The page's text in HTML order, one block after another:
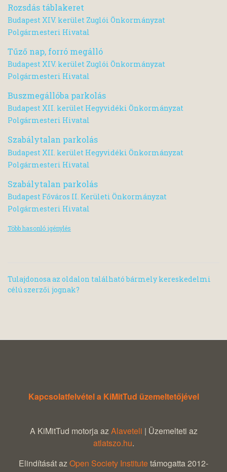
Rozsdás táblakeret
Budapest XIV. kerület Zuglói Önkormányzat
Polgármesteri Hivatal
Tűző nap, forró megálló
Budapest XIV. kerület Zuglói Önkormányzat
Polgármesteri Hivatal
Buszmegállóba parkolás
Budapest XII. kerület Hegyvidéki Önkormányzat
Polgármesteri Hivatal
Szabálytalan parkolás
Budapest XII. kerület Hegyvidéki Önkormányzat
Polgármesteri Hivatal
Szabálytalan parkolás
Budapest Főváros II. Kerületi Önkormányzat
Polgármesteri Hivatal
Több hasonló igénylés
Tulajdonosa az oldalon található bármely kereskedelmi
célú szerzői jognak?
Kapcsolatfelvétel a KiMitTud üzemeltetőjével
A KiMitTud motorja azAlaveteli | Üzemelteti az
atlatszo.hu.
Elindítását azOpen Society Institutetámogatta 2012-